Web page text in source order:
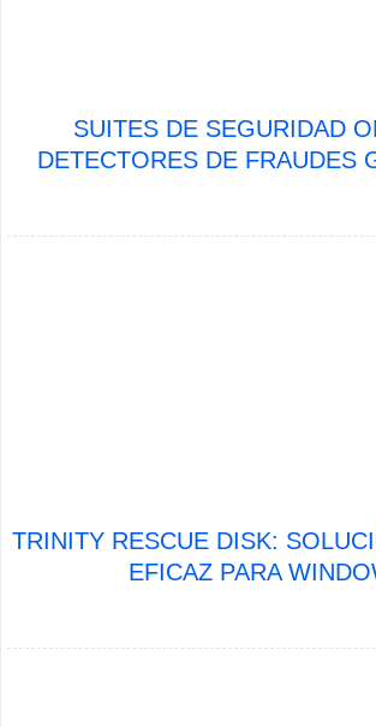
SUITES DE SEGURIDAD
DETECTORES DE FRAUDES
TRINITY RESCUE DISK:
EFICAZ PARA